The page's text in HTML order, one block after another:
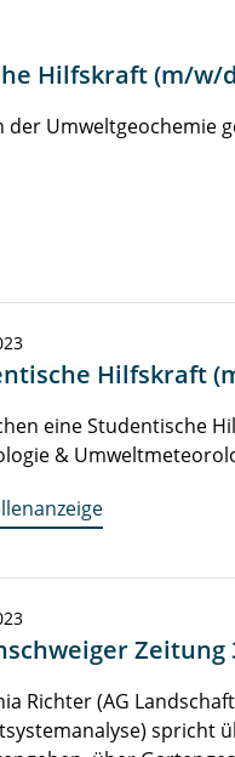
Hilfskraft (m/w/
Umweltgeochemie
Hilfskraft
eine Studentische
&
Zeitung
Richter (AG
spricht